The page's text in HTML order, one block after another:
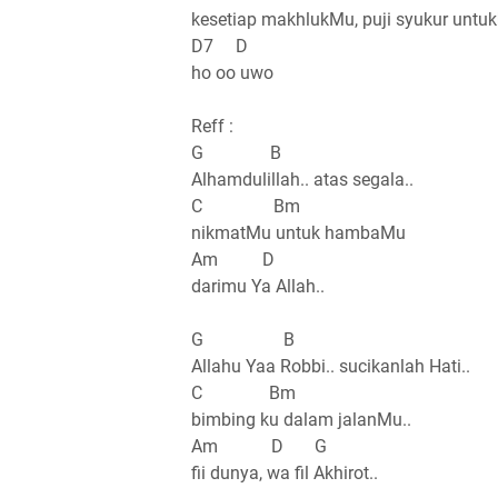
kesetiap makhlukMu, puji syukur
D7 D
ho oo uwo
Reff :
G B
Alhamdulillah.. atas segala..
C Bm
nikmatMu untuk hambaMu
Am D
darimu Ya Allah..
G B
Allahu Yaa Robbi.. sucikanlah Hati..
C Bm
bimbing ku dalam jalanMu..
Am D G
fii dunya, wa fil Akhirot..